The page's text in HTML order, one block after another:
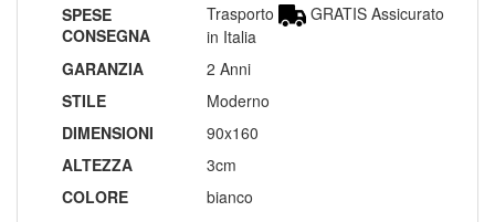
SPESE
CONSEGNA
Trasporto
GRATIS Assicurato
in Italia
GARANZIA
2 Anni
STILE
Moderno
DIMENSIONI
90x160
ALTEZZA
3cm
COLORE
bianco